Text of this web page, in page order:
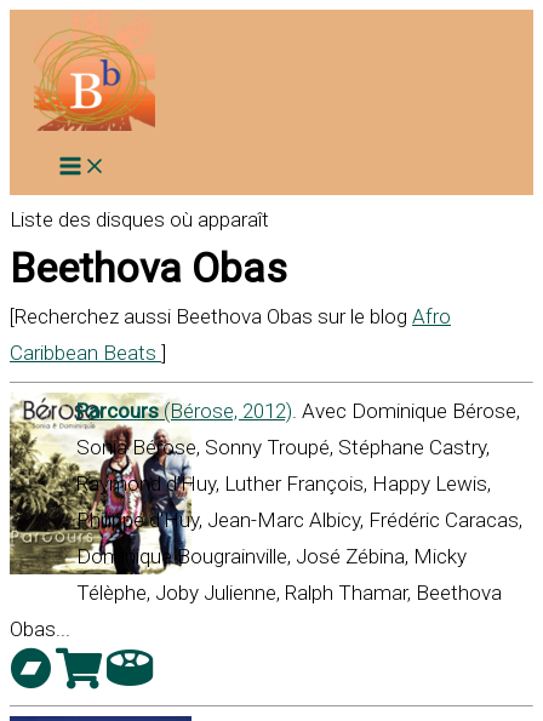
contenu
Liste des disques où apparaît
Beethova Obas
[Recherchez aussi Beethova Obas sur le blog Afro
Caribbean Beats ]
Parcours(Bérose, 2012). Avec Dominique Bérose,
Sonia Bérose, Sonny Troupé, Stéphane Castry,
Raymond d’Huy, Luther François, Happy Lewis,
Philippe d'Huy, Jean-Marc Albicy, Frédéric Caracas,
Dominique Bougrainville, José Zébina, Micky
Télèphe, Joby Julienne, Ralph Thamar, Beethova
Obas...